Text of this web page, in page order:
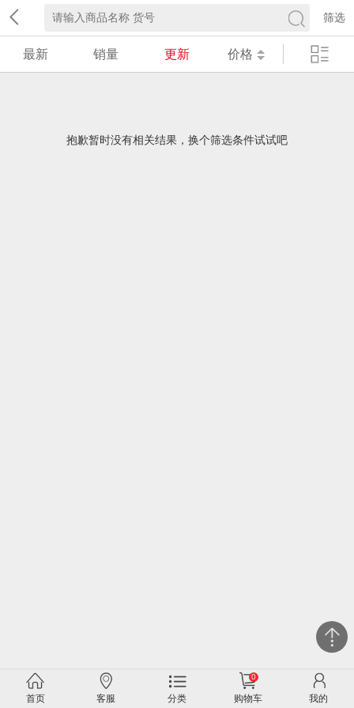
筛选
最新 销量 更新 价格
抱歉暂时没有相关结果，换个筛选条件试试吧
首页 客服 分类
0
购物车 我的
关闭